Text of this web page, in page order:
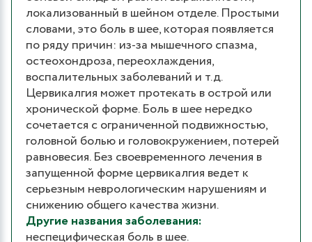
локализованный в шейном отделе. Простыми
словами, это боль в шее, которая появляется
по ряду причин: из-за мышечного спазма,
остеохондроза, переохлаждения,
воспалительных заболеваний и т.д.
Цервикалгия может протекать в острой или
хронической форме. Боль в шее нередко
сочетается с ограниченной подвижностью,
головной болью и головокружением, потерей
равновесия. Без своевременного лечения в
запущенной форме цервикалгия ведет к
серьезным неврологическим нарушениям и
снижению общего качества жизни.
Другие названия заболевания:
неспецифическая боль в шее.